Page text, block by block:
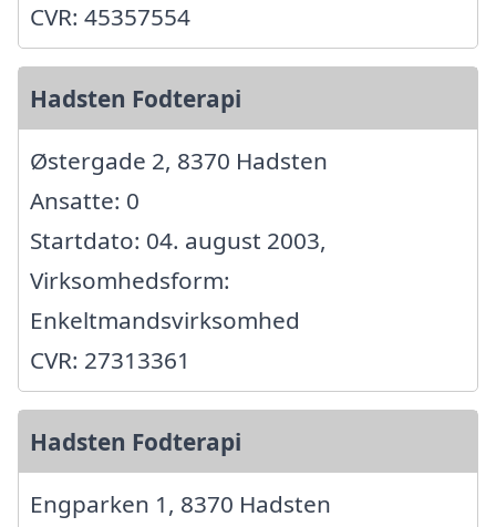
CVR: 45357554
Hadsten Fodterapi
Østergade 2, 8370 Hadsten
Ansatte: 0
Startdato: 04. august 2003,
Virksomhedsform:
Enkeltmandsvirksomhed
CVR: 27313361
Hadsten Fodterapi
Engparken 1, 8370 Hadsten